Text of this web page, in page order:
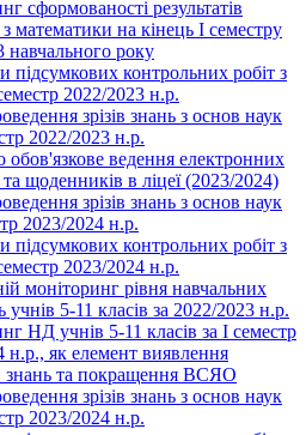
сформованості результатів
математики на кінець І семестру
навчального року
підсумкових контрольних робіт з
семестр 2022/2023 н.р.
зрізів знань з основ наук
2022/2023 н.р.
обов'язкове ведення електронних
щоденників в ліцеї (2023/2024)
зрізів знань з основ наук
2023/2024 н.р.
підсумкових контрольних робіт з
семестр 2023/2024 н.р.
моніторинг рівня навчальних
учнів 5-11 класів за 2022/2023 н.р.
НД учнів 5-11 класів за І семестр
н.р., як елемент виявлення
знань та покращення ВСЯО
зрізів знань з основ наук
2023/2024 н.р.